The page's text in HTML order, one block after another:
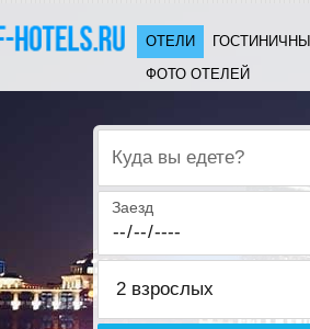
ОТЕЛИ
ФОТО ОТЕЛЕЙ
Куда вы едете?
Заезд